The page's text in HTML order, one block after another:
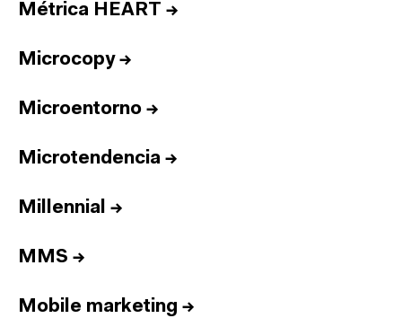
Métrica HEART →
Microcopy→
Microentorno →
Microtendencia →
Millennial →
MMS →
Mobile marketing →
Equipo
Informes